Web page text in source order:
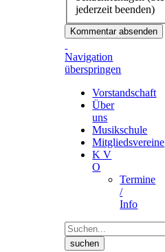
jederzeit beenden)
Kommentar absenden
Navigation
überspringen
Vorstandschaft
Über
uns
Musikschule
Mitgliedsvereine
K V
O
Termine
/
Info
suchen